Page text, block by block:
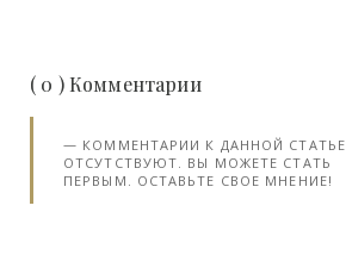
( 0 ) Комментарии
КОММЕНТАРИИ К ДАННОЙ СТАТЬЕ
ОТСУТСТВУЮТ. ВЫ МОЖЕТЕ СТАТЬ
ПЕРВЫМ. ОСТАВЬТЕ СВОЕ МНЕНИЕ!